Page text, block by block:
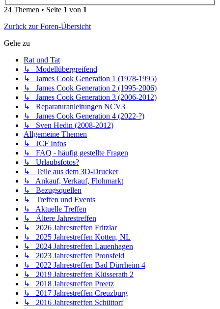
24 Themen • Seite 1 von 1
Zurück zur Foren-Übersicht
Gehe zu
Rat und Tat
↳ Modellübergreifend
↳ James Cook Generation 1 (1978-1995)
↳ James Cook Generation 2 (1995-2006)
↳ James Cook Generation 3 (2006-2012)
↳ Reparaturanleitungen NCV3
↳ James Cook Generation 4 (2022-?)
↳ Sven Hedin (2008-2012)
Allgemeine Themen
↳ JCF Infos
↳ FAQ - häufig gestellte Fragen
↳ Urlaubsfotos?
↳ Teile aus dem 3D-Drucker
↳ Ankauf, Verkauf, Flohmarkt
↳ Bezugsquellen
↳ Treffen und Events
↳ Aktuelle Treffen
↳ Ältere Jahrestreffen
↳ 2026 Jahrestreffen Fritzlar
↳ 2025 Jahrestreffen Kotten, NL
↳ 2024 Jahrestreffen Lauenhagen
↳ 2023 Jahrestreffen Pronsfeld
↳ 2022 Jahrestreffen Bad Dürrheim 4
↳ 2019 Jahrestreffen Klüsserath 2
↳ 2018 Jahrestreffen Preetz
↳ 2017 Jahrestreffen Creuzburg
↳ 2016 Jahrestreffen Schüttorf